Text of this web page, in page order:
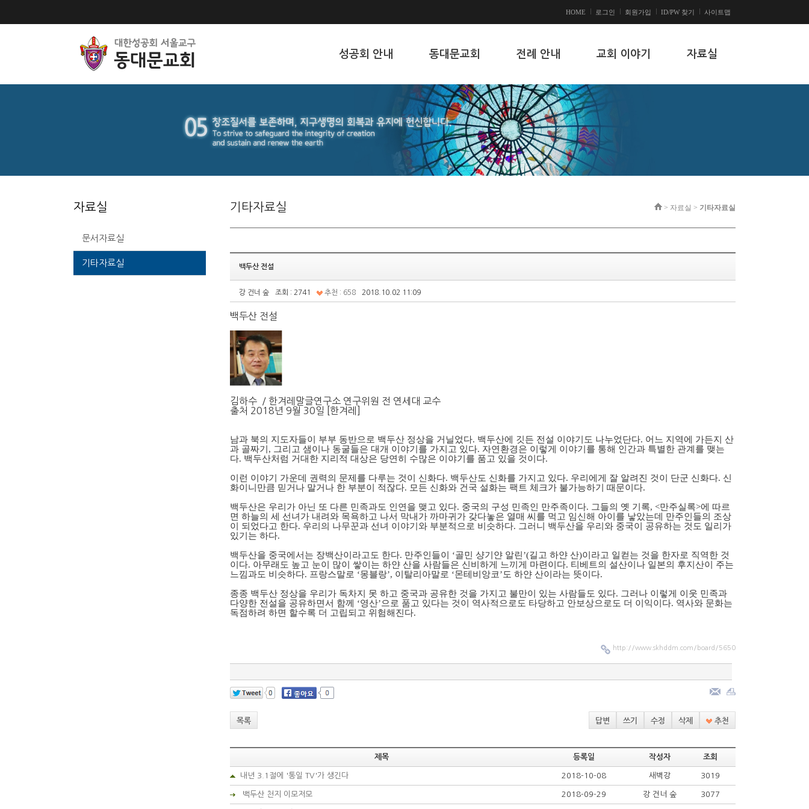
HOME 로그인 회원가입 ID/PW 찾기 사이트맵
성공회 안내 동대문교회 전례 안내 교회 이야기 자료실
자료실
문서자료실
기타자료실
기타자료실 > 자료실 > 기타자료실
백두산 전설
강 건너 숲 조회 : 2741 추천 : 658 2018.10.02 11:09
백두산 전설
김하수 / 한겨레말글연구소 연구위원 전 연세대 교수
출처 2018년 9월 30일
[한겨레]
남과 북의 지도자들이 부부 동반으로 백두산 정상을 거닐었다. 백두산에 깃든 전설 이야기도 나누었단다. 어느 지역에 가든지 산
과 골짜기, 그리고 샘이나 동굴들은 대개 이야기를 가지고 있다. 자연환경은 이렇게 이야기를 통해 인간과 특별한 관계를 맺는
다. 백두산처럼 거대한 지리적 대상은 당연히 수많은 이야기를 품고 있을 것이다.
이런 이야기 가운데 권력의 문제를 다루는 것이 신화다. 백두산도 신화를 가지고 있다. 우리에게 잘 알려진 것이 단군 신화다. 신
화이니만큼 믿거나 말거나 한 부분이 적잖다. 모든 신화와 건국 설화는 팩트 체크가 불가능하기 때문이다.
백두산은 우리가 아닌 또 다른 민족과도 인연을 맺고 있다. 중국의 구성 민족인 만주족이다. 그들의 옛 기록, <만주실록>에 따르
면 하늘의 세 선녀가 내려와 목욕하고 나서 막내가 까마귀가 갖다놓은 열매 씨를 먹고 임신해 아이를 낳았는데 만주인들의 조상
이 되었다고 한다. 우리의 나무꾼과 선녀 이야기와 부분적으로 비슷하다. 그러니 백두산을 우리와 중국이 공유하는 것도 일리가
있기는 하다.
백두산을 중국에서는 장백산이라고도 한다. 만주인들이 ‘골민 샹기얀 알린’(길고 하얀 산)이라고 일컫는 것을 한자로 직역한 것
이다. 아무래도 높고 눈이 많이 쌓이는 하얀 산을 사람들은 신비하게 느끼게 마련이다. 티베트의 설산이나 일본의 후지산이 주는
느낌과도 비슷하다. 프랑스말로 ‘몽블랑’, 이탈리아말로 ‘몬테비앙코’도 하얀 산이라는 뜻이다.
종종 백두산 정상을 우리가 독차지 못 하고 중국과 공유한 것을 가지고 불만이 있는 사람들도 있다. 그러나 이렇게 이웃 민족과
다양한 전설을 공유하면서 함께 ‘영산’으로 품고 있다는 것이 역사적으로도 타당하고 안보상으로도 더 이익이다. 역사와 문화는
독점하려 하면 할수록 더 고립되고 위험해진다.
http://www.skhddm.com/board/5650
목록 답변 쓰기 수정 삭제 추천
제목 등록일 작성자 조회
내년 3.1절에 '통일 TV'가 생긴다 2018-10-08 새벽강 3019
백두산 천지 이모저모 2018-09-29 강 건너 숲 3077